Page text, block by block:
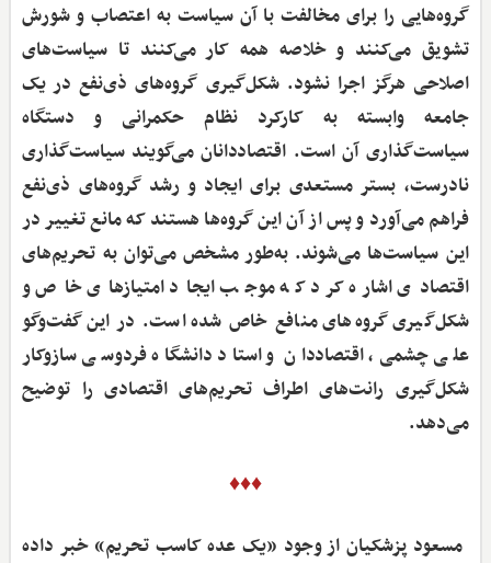
گروه‌هایی را برای مخالفت با آن سیاست به اعتصاب و شورش
تشویق می‌کنند و خلاصه همه کار می‌کنند تا سیاست‌های
اصلاحی هرگز اجرا نشود. شکل‌گیری گروه‌های ذی‌نفع در یک
جامعه وابسته به کارکرد نظام حکمرانی و دستگاه
سیاست‌گذاری آن است. اقتصاددانان می‌گویند سیاست‌گذاری
نادرست، بستر مستعدی برای ایجاد و رشد گروه‌های ذی‌نفع
فراهم می‌آورد و پس از آن این گروه‌ها هستند که مانع تغییر در
این سیاست‌ها می‌شوند. به‌طور مشخص می‌توان به تحریم‌های
اقتصادی اشاره کرد که موجب ایجاد امتیازهای خاص و
شکل‌گیری گروه‌های منافع خاص شده است. در این گفت‌وگو
علی چشمی، اقتصاددان و استاد دانشگاه فردوسی سازوکار
شکل‌گیری رانت‌های اطراف تحریم‌های اقتصادی را توضیح
می‌دهد.
♦♦♦
‌ مسعود پزشکیان از وجود «یک عده کاسب تحریم» خبر داده